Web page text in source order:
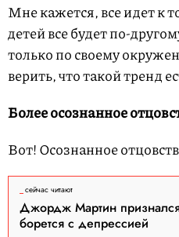
Мне кажется, все идет к
детей все будет по-
только по своему
верить, что такой тренд
Более осознанное
Вот! Осознанное
сейчас читают
Джордж Мартин
борется с депрессией